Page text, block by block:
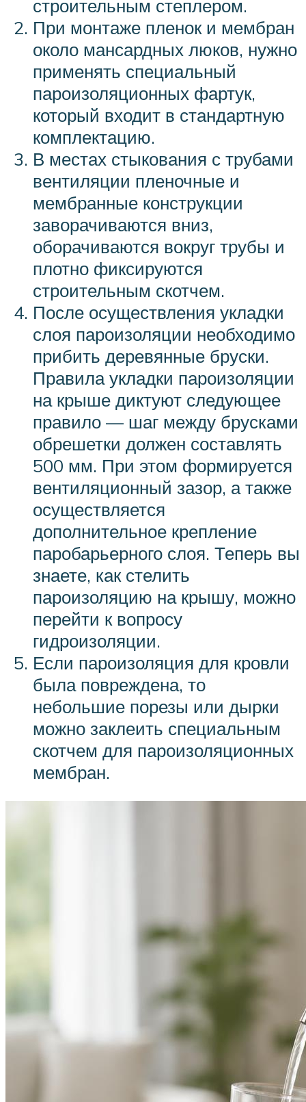
строительным степлером.
При монтаже пленок и мембран
около мансардных люков, нужно
применять специальный
пароизоляционных фартук,
который входит в стандартную
комплектацию.
В местах стыкования с трубами
вентиляции пленочные и
мембранные конструкции
заворачиваются вниз,
оборачиваются вокруг трубы и
плотно фиксируются
строительным скотчем.
После осуществления укладки
слоя пароизоляции необходимо
прибить деревянные бруски.
Правила укладки пароизоляции
на крыше диктуют следующее
правило — шаг между брусками
обрешетки должен составлять
500 мм. При этом формируется
вентиляционный зазор, а также
осуществляется
дополнительное крепление
паробарьерного слоя. Теперь вы
знаете, как стелить
пароизоляцию на крышу, можно
перейти к вопросу
гидроизоляции.
Если пароизоляция для кровли
была повреждена, то
небольшие порезы или дырки
можно заклеить специальным
скотчем для пароизоляционных
мембран.